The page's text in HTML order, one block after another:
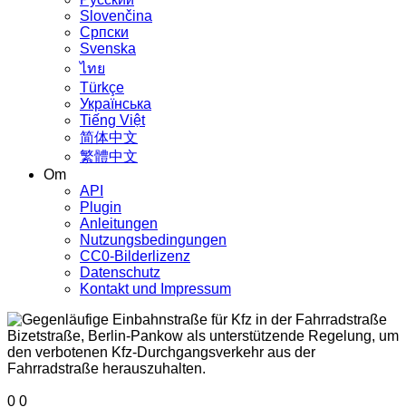
Slovenčina
Српски
Svenska
ไทย
Türkçe
Українська
Tiếng Việt
简体中文
繁體中文
Om
API
Plugin
Anleitungen
Nutzungsbedingungen
CC0-Bilderlizenz
Datenschutz
Kontakt und Impressum
0 0